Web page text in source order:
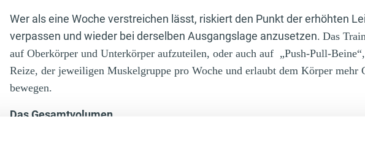
Wer als eine Woche verstreichen lässt, riskiert den Punkt der erhöhten
verpassen und wieder bei derselben Ausgangslage anzusetzen. Das
auf Oberkörper und Unterkörper aufzuteilen, oder auch auf „Push-Pull-
Reize, der jeweiligen Muskelgruppe pro Woche und erlaubt dem Körper mehr
bewegen.
Das Gesamtvolumen
Denn wer nicht darauf achtet,